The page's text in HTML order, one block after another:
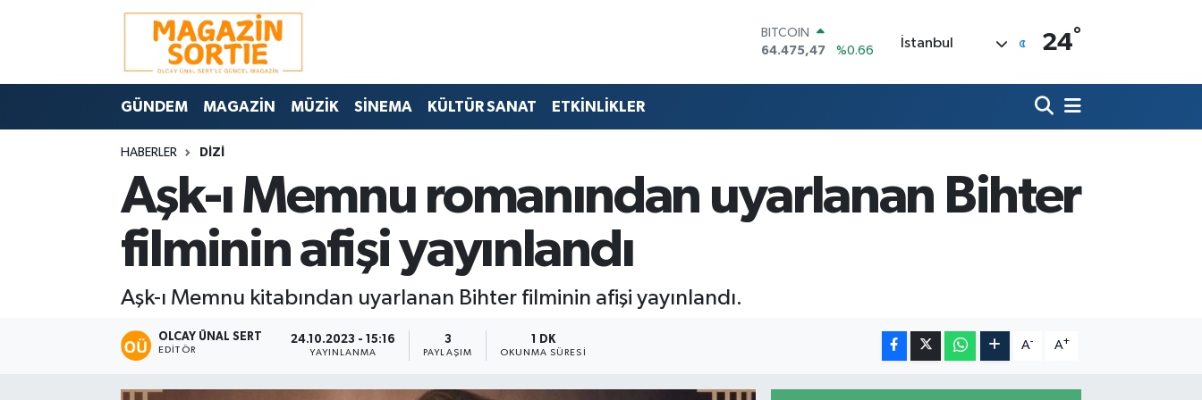
DOLAR
47,5971
%0.05
55,1336
%0.18
13.703
%0
BITCOIN
İstanbul 24°
GÜNDEM MAGAZİN MÜZİK SİNEMA KÜLTÜR SANAT ETKİNLİKLER
HABERLER DİZİ
Aşk-ı Memnu romanından uyarlanan Bihter
filminin afişi yayınlandı
Aşk-ı Memnu kitabından uyarlanan Bihter filminin afişi yayınlandı.
OLCAY ÜNAL SERT
EDITÖR
24.10.2023 - 15:16
YAYINLANMA
3
PAYLAŞIM
1 DK
OKUNMA SÜRESI
A- A+
Nöbetçi Eczaneler
Hava Durumu
Trafik Durumu
Süper Lig Puan Durumu ve Fikstür
Tüm Manşetler
Son Dakika Haberleri
Haber Arşivi